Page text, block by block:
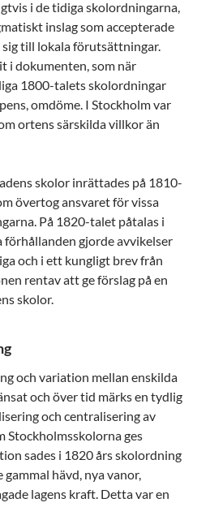
i de tidiga skolordningarna,
inslag som accepterade
till lokala förutsättningar.
i dokumenten, som när
1800-talets skolordningar
omdöme. I Stockholm var
ortens särskilda villkor än
skolor inrättades på 1810-
övertog ansvaret för vissa
På 1820-talet påtalas i
förhållanden gjorde avvikelser
och i ett kungligt brev från
rentav att ge förslag på en
skolor.
och variation mellan enskilda
och över tid märks en tydlig
och centralisering av
Stockholmsskolorna ges
sades i 1820 års skolordning
hävd, nya vanor,
lagens kraft. Detta var en